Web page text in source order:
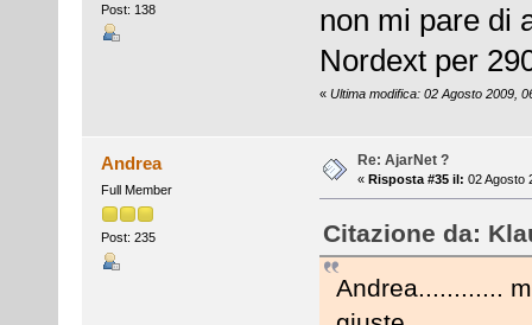
Post: 138
non mi pare di
Nordext per
« Ultima modifica: 02 Agosto 2009,
Andrea
Full Member
Post: 235
Re: AjarNet ?
« Risposta #35 il: 02 Agosto
Citazione da:
Andrea............